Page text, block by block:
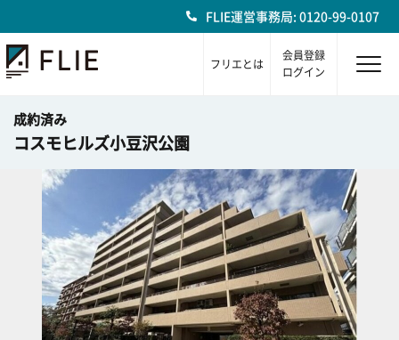
FLIE運営事務局: 0120-99-0107
フリエとは
会員登録
ログイン
成約済み
コスモヒルズ小豆沢公園